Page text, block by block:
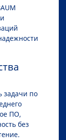
задачи по
ПО,
без